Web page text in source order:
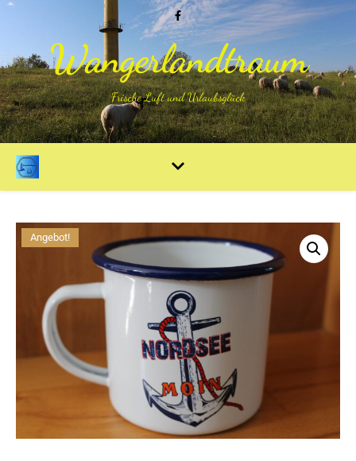
Wangerlandtraum
Frische Luft und Urlaubsglück
Angebot!